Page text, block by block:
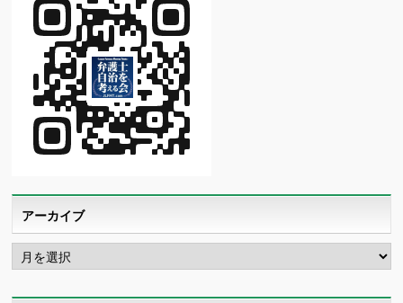
アーカイブ
ア
ー
カ